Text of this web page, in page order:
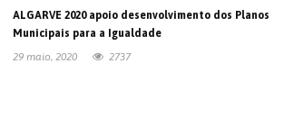
ALGARVE 2020 apoio desenvolvimento dos Planos
Municipais para a Igualdade
29 maio, 2020
2737